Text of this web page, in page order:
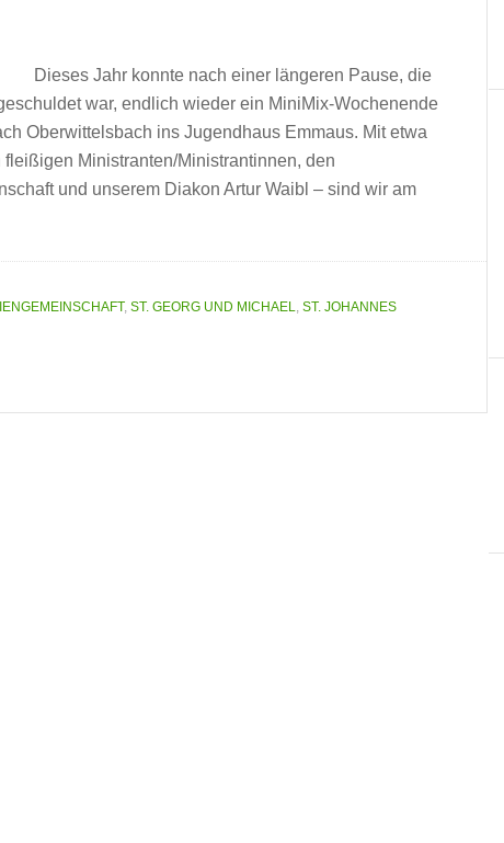
Dieses Jahr konnte nach einer längeren Pause, die
war, endlich wieder ein MiniMix-Wochenende
Oberwittelsbach ins Jugendhaus Emmaus. Mit etwa
Ministranten/Ministrantinnen, den
und unserem Diakon Artur Waibl – sind wir am
, ST. GEORG UND MICHAEL, ST. JOHANNES